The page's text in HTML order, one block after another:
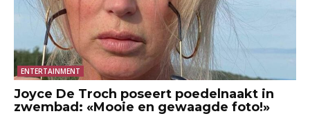
ENTERTAINMENT
Joyce De Troch poseert poedelnaakt in
zwembad: «Mooie en gewaagde foto!»